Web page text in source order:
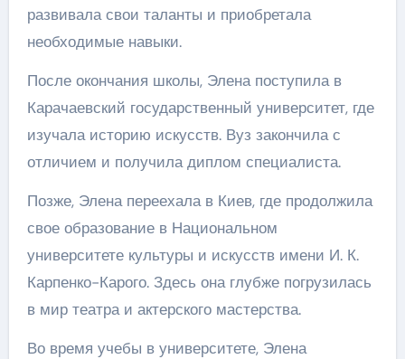
развивала свои таланты и приобретала
необходимые навыки.
После окончания школы, Элена поступила в
Карачаевский государственный университет, где
изучала историю искусств. Вуз закончила с
отличием и получила диплом специалиста.
Позже, Элена переехала в Киев, где продолжила
свое образование в Национальном
университете культуры и искусств имени И. К.
Карпенко-Карого. Здесь она глубже погрузилась
в мир театра и актерского мастерства.
Во время учебы в университете, Элена